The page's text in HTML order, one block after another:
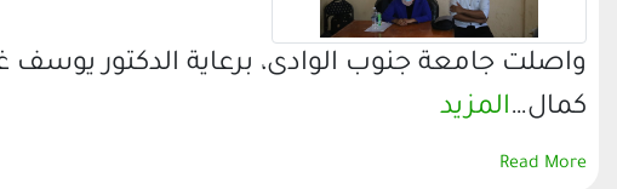
واصلت جامعة جنوب الوادى، برعاية الدكتور يوسف
كمال…المزيد
Read More